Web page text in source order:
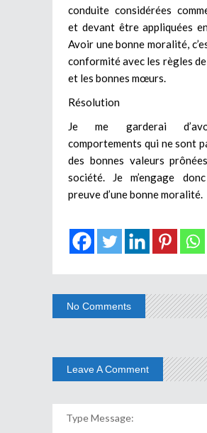
conduite considérées
et devant être appliquées
Avoir une bonne moralité,
conformité avec les règles
et les bonnes mœurs.
Résolution
Je me garderai
comportements qui ne sont
des bonnes valeurs
société. Je m’engage
preuve d’une bonne moralité.
No Comments
Leave A Comment